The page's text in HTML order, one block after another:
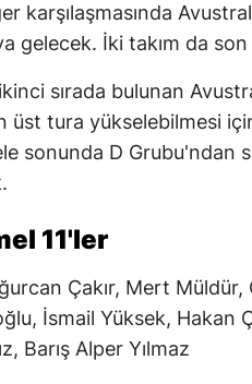
karşılaşmasında
gelecek. İki takım da
sırada bulunan
üst tura yükselebilmesi
sonunda D Grubu'ndan
11'ler
Çakır, Mert
İsmail Yüksek, Hakan
Barış Alper Yılmaz